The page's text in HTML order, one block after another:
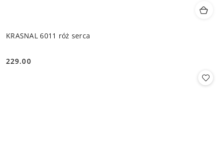
KRASNAL 6011 róż serca
Cena:
229.00